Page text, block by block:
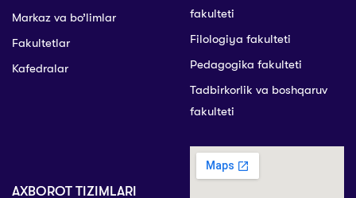
Markaz va bo’limlar
Fakultetlar
Kafedralar
fakulteti
Filologiya fakulteti
Pedagogika fakulteti
Tadbirkorlik va boshqaruv
fakulteti
AXBOROT TIZIMLARI